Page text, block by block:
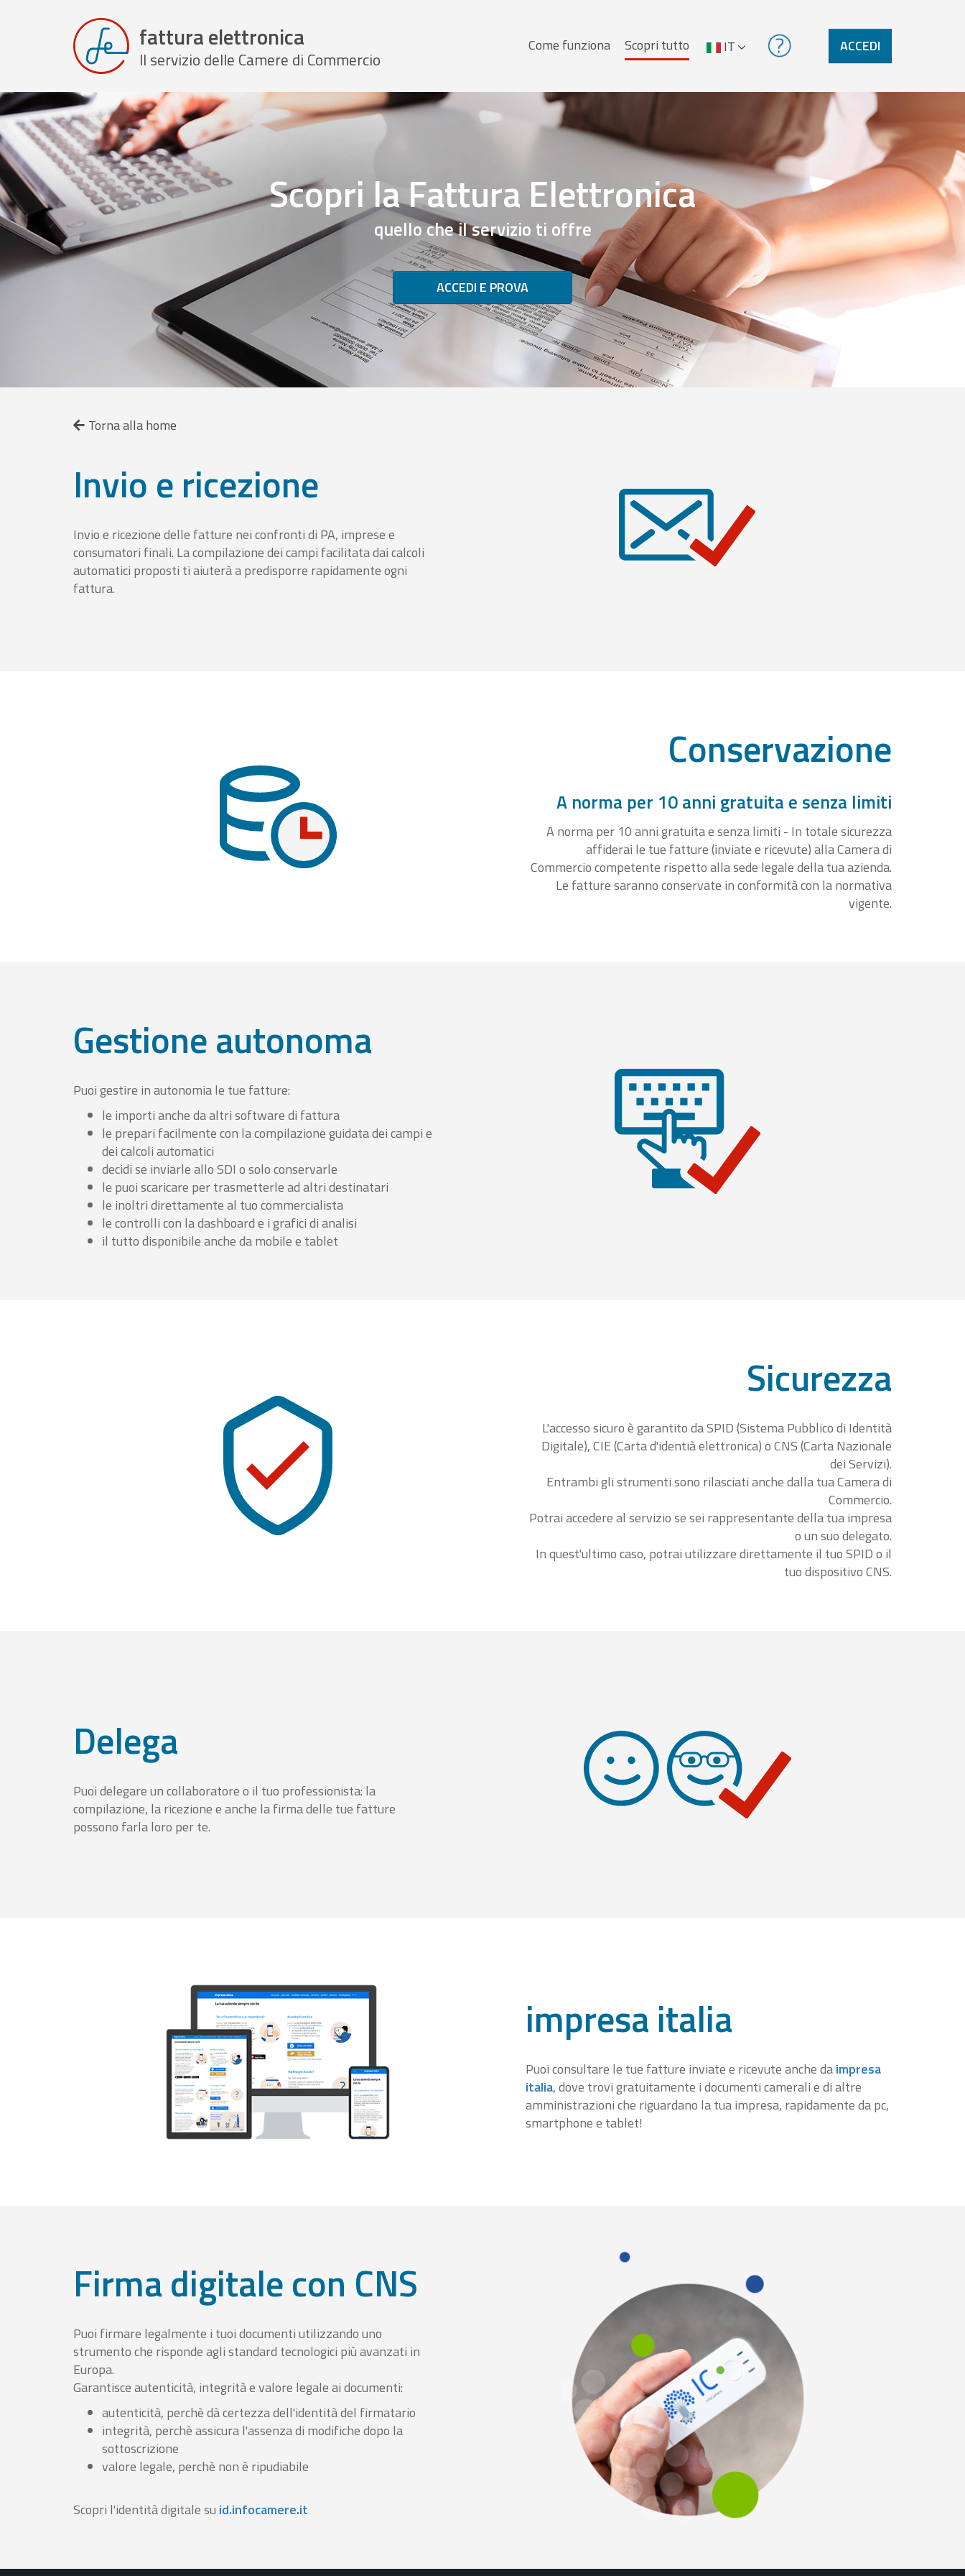
fattura elettronica
Il servizio delle Camere di Commercio Menu
principale
Come funziona Scopri tutto IT ACCEDI
Scopri la Fattura Elettronica
quello che il servizio ti offre
ACCEDI E PROVA
Torna alla home
Invio e ricezione
Invio e ricezione delle fatture nei confronti di PA, imprese e
consumatori finali. La compilazione dei campi facilitata dai calcoli
automatici proposti ti aiuterà a predisporre rapidamente ogni
fattura.
Conservazione
A norma per 10 anni gratuita e senza limiti
A norma per 10 anni gratuita e senza limiti - In totale sicurezza
affiderai le tue fatture (inviate e ricevute) alla Camera di
Commercio competente rispetto alla sede legale della tua azienda.
Le fatture saranno conservate in conformità con la normativa
vigente.
Gestione autonoma
Puoi gestire in autonomia le tue fatture:
le importi anche da altri software di fattura
le prepari facilmente con la compilazione guidata dei campi e
dei calcoli automatici
decidi se inviarle allo SDI o solo conservarle
le puoi scaricare per trasmetterle ad altri destinatari
le inoltri direttamente al tuo commercialista
le controlli con la dashboard e i grafici di analisi
il tutto disponibile anche da mobile e tablet
Sicurezza
L'accesso sicuro è garantito da SPID (Sistema Pubblico di Identità
Digitale), CIE (Carta d'identià elettronica) o CNS (Carta Nazionale
dei Servizi).
Entrambi gli strumenti sono rilasciati anche dalla tua Camera di
Commercio.
Potrai accedere al servizio se sei rappresentante della tua impresa
o un suo delegato.
In quest'ultimo caso, potrai utilizzare direttamente il tuo SPID o il
tuo dispositivo CNS.
Delega
Puoi delegare un collaboratore o il tuo professionista: la
compilazione, la ricezione e anche la firma delle tue fatture
possono farla loro per te.
impresa italia
Puoi consultare le tue fatture inviate e ricevute anche daimpresa
italia, dove trovi gratuitamente i documenti camerali e di altre
amministrazioni che riguardano la tua impresa, rapidamente da pc,
smartphone e tablet!
Firma digitale con CNS
Puoi firmare legalmente i tuoi documenti utilizzando uno
strumento che risponde agli standard tecnologici più avanzati in
Europa.
Garantisce autenticità, integrità e valore legale ai documenti:
autenticità, perchè dà certezza dell'identità del firmatario
integrità, perchè assicura l'assenza di modifiche dopo la
sottoscrizione
valore legale, perchè non è ripudiabile
Scopri l'identità digitale su id.infocamere.it